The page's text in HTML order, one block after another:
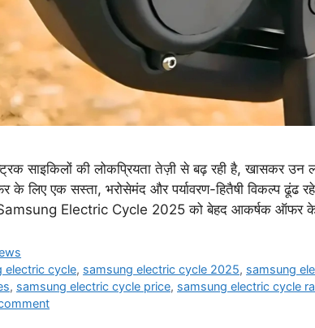
साइकिलों की लोकप्रियता तेज़ी से बढ़ रही है, खासकर उन
के लिए एक सस्ता, भरोसेमंद और पर्यावरण-हितैषी विकल्प
Electric Cycle 2025 को बेहद आकर्षक ऑफर
electric cycle, samsung electric cycle 2025, samsung
, samsung electric cycle price, samsung electric cycle